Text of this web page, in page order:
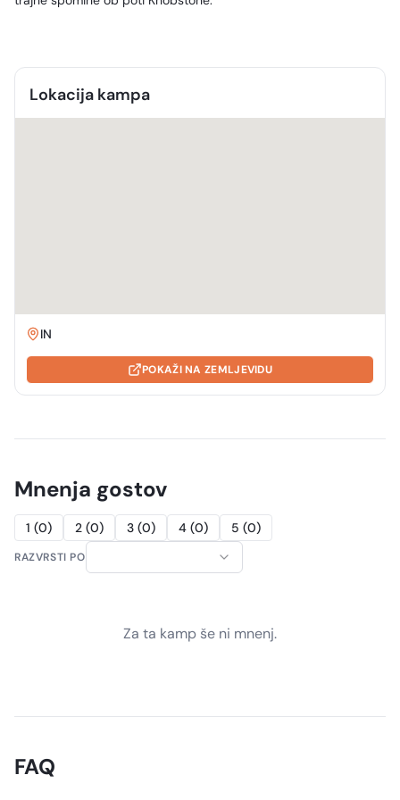
Lokacija kampa
IN
POKAŽI NA ZEMLJEVIDU
Mnenja gostov
1 (0) 2 (0) 3 (0) 4 (0) 5 (0)
RAZVRSTI PO
Za ta kamp še ni mnenj.
FAQ